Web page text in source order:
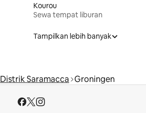
Kourou
Sewa tempat liburan
Tampilkan lebih banyak
Distrik Saramacca Groningen